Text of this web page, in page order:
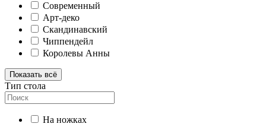
Современный
Арт-деко
Скандинавский
Чиппендейл
Королевы Анны
Показать всё
Тип стола
На ножках